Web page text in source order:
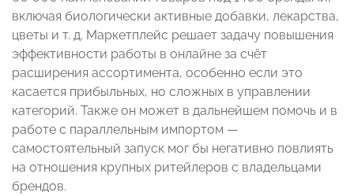
включая биологически активные добавки, лекарства,
цветы и т. д. Маркетплейс решает задачу повышения
эффективности работы в онлайне за счёт
расширения ассортимента, особенно если это
касается прибыльных, но сложных в управлении
категорий. Также он может в дальнейшем помочь и в
работе с параллельным импортом —
самостоятельный запуск мог бы негативно повлиять
на отношения крупных ритейлеров с владельцами
брендов.